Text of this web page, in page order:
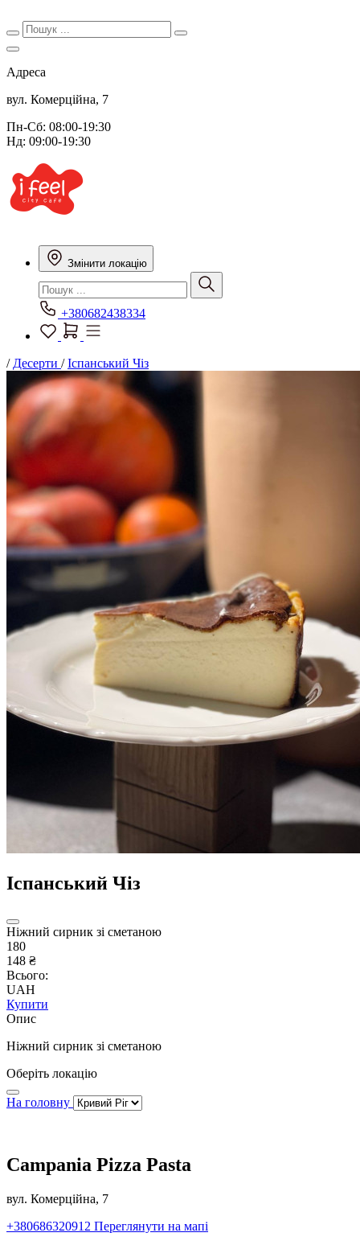
Адреса
вул. Комерційна, 7
Пн-Сб: 08:00-19:30
Нд: 09:00-19:30
Змінити локацію
+380682438334
/ Десерти /Іспанський Чіз
Іспанський Чіз
Ніжний сирник зі сметаною
180
148 ₴
Всього:
UAH
Купити
Опис
Ніжний сирник зі сметаною
Оберіть локацію
На головну
Campania Pizza Pasta
вул. Комерційна, 7
+380686320912 Переглянути на мапі